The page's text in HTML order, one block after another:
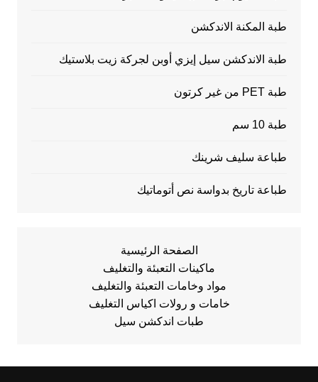
طبة المكنة الاندكشن
طبة الاندكشن سيل إيزي أوبن لجركة زيت بلاستيك
طبة PET من غير كرتون
طبة 10 سم
طباعة سليف شرينك
طباعة تاريخ بدواسة نص أتوماتيك
الصفحة الرئيسية
ماكينات التعبئة والتغليف
مواد وخامات التعبئة والتغليف
خامات و رولات اكياس التغليف
طبات اندكشن سيل